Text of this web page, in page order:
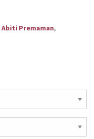
Abiti Premaman,